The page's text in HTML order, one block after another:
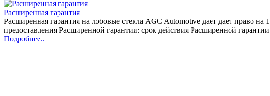
Расширенная гарантия
Расширенная гарантия на лобовые стекла AGC Automotive дает дает право
предоставления Расширенной гарантии: срок действия Расширенной
Подробнее..